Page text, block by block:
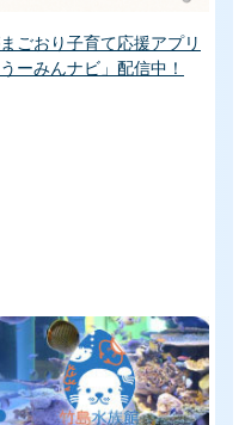
ごおり子育て応援アプリ
うーみんナビ」配信中！